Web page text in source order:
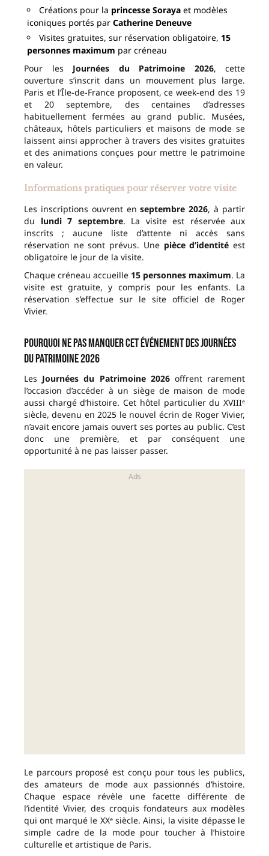
Créations pour la princesse Soraya et modèles
iconiques portés par Catherine Deneuve
Visites gratuites, sur réservation obligatoire, 15
personnes maximum par créneau
Pour les Journées du Patrimoine 2026, cette
ouverture s’inscrit dans un mouvement plus large.
Paris et l’Île-de-France proposent, ce week-end des 19
et 20 septembre, des centaines d’adresses
habituellement fermées au grand public. Musées,
châteaux, hôtels particuliers et maisons de mode se
laissent ainsi approcher à travers des visites gratuites
et des animations conçues pour mettre le patrimoine
en valeur.
Informations pratiques pour réserver votre visite
Les inscriptions ouvrent enseptembre 2026, à partir
du lundi 7 septembre. La visite est réservée aux
inscrits ; aucune liste d’attente ni accès sans
réservation ne sont prévus. Une pièce d’identité est
obligatoire le jour de la visite.
Chaque créneau accueille 15 personnes maximum. La
visite est gratuite, y compris pour les enfants. La
réservation s’effectue sur le site officiel de Roger
Vivier.
Pourquoi ne pas manquer cet événement des Journées
du Patrimoine 2026
Les Journées du Patrimoine 2026offrent rarement
l’occasion d’accéder à un siège de maison de mode
aussi chargé d’histoire. Cet hôtel particulier du XVIIIᵉ
siècle, devenu en 2025 le nouvel écrin de Roger Vivier,
n’avait encore jamais ouvert ses portes au public. C’est
donc une première, et par conséquent une
opportunité à ne pas laisser passer.
Le parcours proposé est conçu pour tous les publics,
des amateurs de mode aux passionnés d’histoire.
Chaque espace révèle une facette différente de
l’identité Vivier, des croquis fondateurs aux modèles
qui ont marqué le XXᵉ siècle. Ainsi, la visite dépasse le
simple cadre de la mode pour toucher à l’histoire
culturelle et artistique de Paris.